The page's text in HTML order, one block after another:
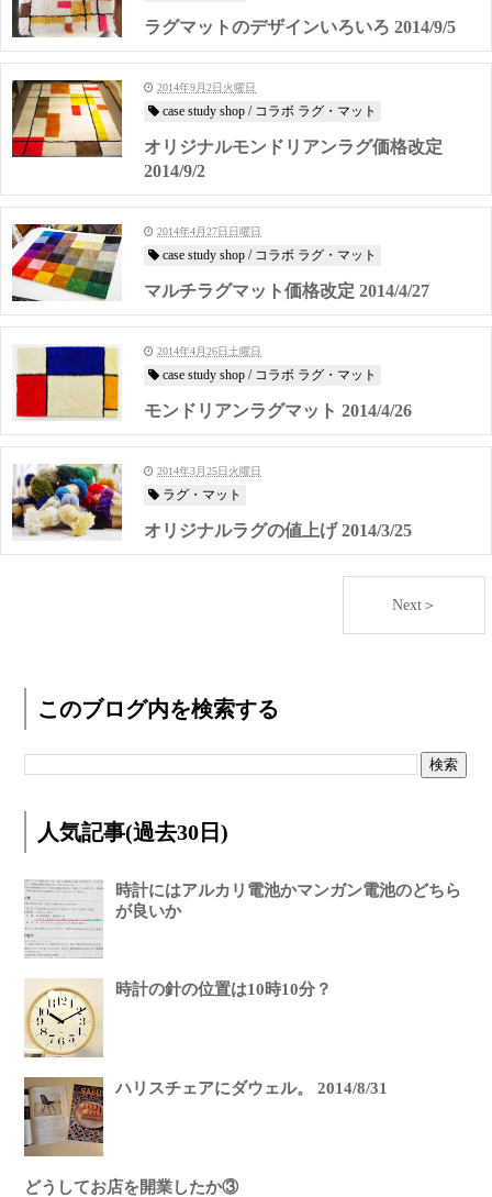
ラグマットのデザインいろいろ 2014/9/5
2014年9月2日火曜日
case study shop / コラボ ラグ・マット
オリジナルモンドリアンラグ価格改定
2014/9/2
2014年4月27日日曜日
case study shop / コラボ ラグ・マット
マルチラグマット価格改定 2014/4/27
2014年4月26日土曜日
case study shop / コラボ ラグ・マット
モンドリアンラグマット 2014/4/26
2014年3月25日火曜日
ラグ・マット
オリジナルラグの値上げ 2014/3/25
Next＞
このブログ内を検索する
人気記事(過去30日)
時計にはアルカリ電池かマンガン電池のどちら
が良いか
時計の針の位置は10時10分？
ハリスチェアにダウェル。 2014/8/31
どうしてお店を開業したか③